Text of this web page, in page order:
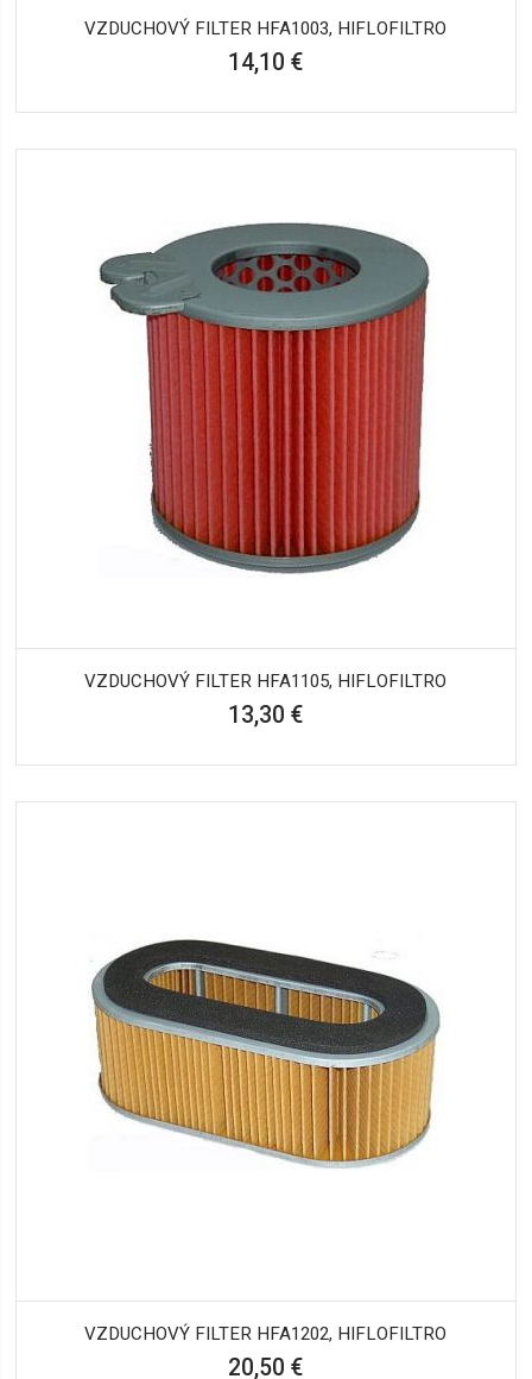
VZDUCHOVÝ FILTER HFA1003, HIFLOFILTRO
14,10 €
VZDUCHOVÝ FILTER HFA1105, HIFLOFILTRO
13,30 €
VZDUCHOVÝ FILTER HFA1202, HIFLOFILTRO
20,50 €